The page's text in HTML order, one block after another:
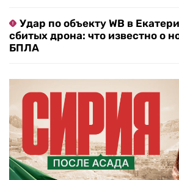
Удар по объекту WB в
сбитых дрона: что известно о
БПЛА